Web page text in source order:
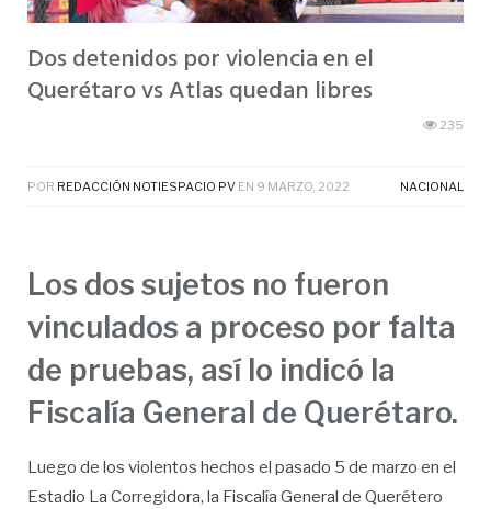
Dos detenidos por violencia en el
Querétaro vs Atlas quedan libres
235
POR REDACCIÓN NOTIESPACIO PV EN 9 MARZO, 2022 NACIONAL
Los dos sujetos no fueron
vinculados a proceso por falta
de pruebas, así lo indicó la
Fiscalía General de Querétaro.
Luego de los violentos hechos el pasado 5 de marzo en el
Estadio La Corregidora, la Fiscalía General de Querétero